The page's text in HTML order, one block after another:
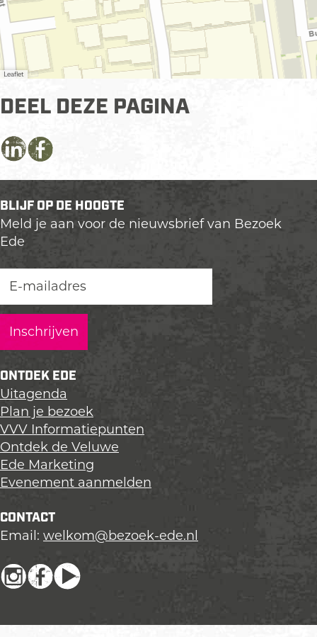
Leaflet
DEEL DEZE PAGINA
D
l
d
e
e
a
g
i
n
a
o
p
L
i
n
k
e
n
D
l
d
e
a
g
i
n
o
p
F
a
c
e
b
o
k
l
d
e
a
g
i
n
o
p
X
BLIJF OP DE HOOGTE
Meld je aan voor de nieuwsbrief van Bezoek
Ede
ONTDEK EDE
Uitagenda
Plan je bezoek
VVV Informatiepunten
Ontdek de Veluwe
Ede Marketing
Evenement aanmelden
CONTACT
Email: welkom@bezoek-ede.nl
I
F
Y